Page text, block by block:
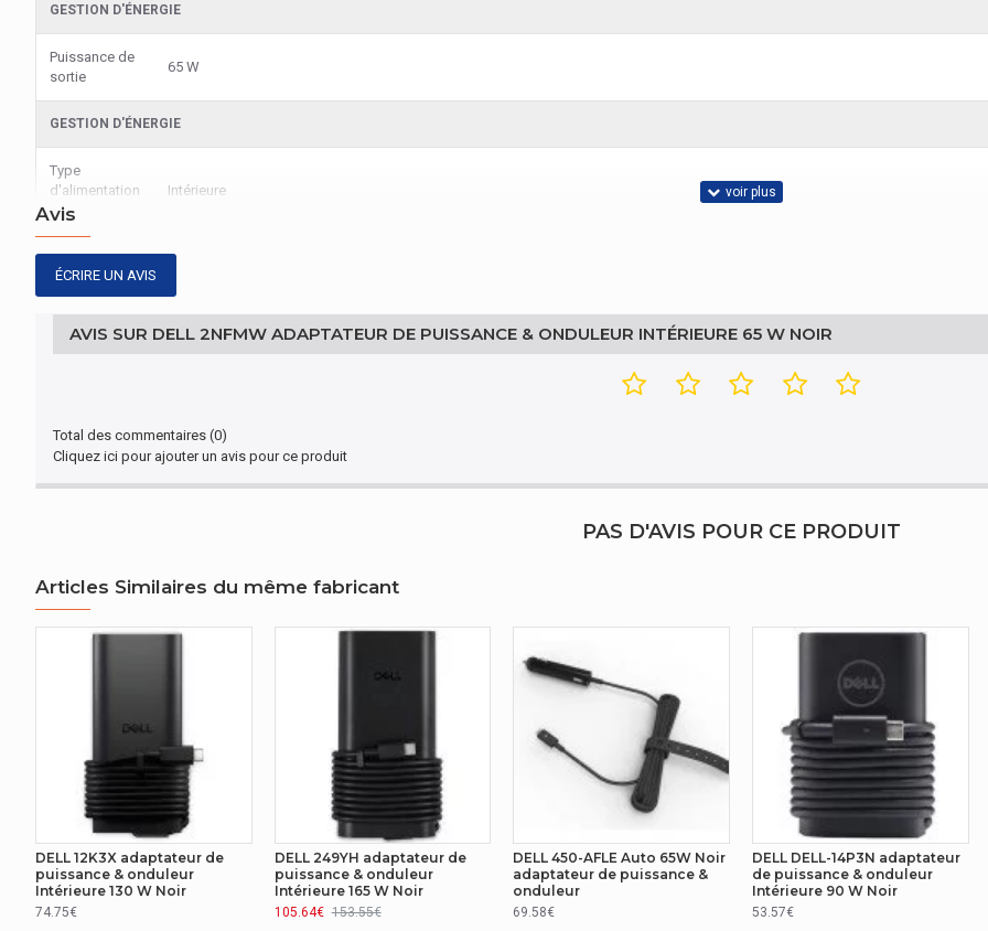
GESTION D'ÉNERGIE
Puissance de
sortie
65 W
GESTION D'ÉNERGIE
Type
d'alimentation
d'énergie
Intérieure
AUTRES CARACTÉRISTIQUES
2NFMW
paquet
1 pièce(s)
DESIGN
Avis
ÉCRIRE UN AVIS
AVIS SUR DELL 2NFMW ADAPTATEUR DE PUISSANCE & ONDULEUR INTÉRIEURE 65 W NOIR
Total des commentaires (0)
Cliquez ici pour ajouter un avis pour ce produit
PAS D'AVIS POUR CE PRODUIT
Articles Similaires du même fabricant
DELL 12K3X adaptateur de
puissance & onduleur
Intérieure 130 W Noir
74.75€
DELL 249YH adaptateur de
puissance & onduleur
Intérieure 165 W Noir
105.64€ 153.55€
DELL 450-AFLE Auto 65W Noir
adaptateur de puissance &
onduleur
69.58€
DELL DELL-14P3N adaptateur
de puissance & onduleur
Intérieure 90 W Noir
53.57€